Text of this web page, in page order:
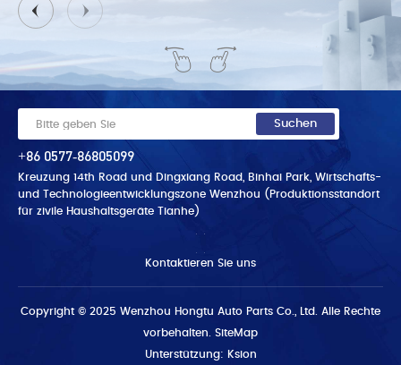
+86 0577-86805099
Kreuzung 14th Road und Dingxiang Road, Binhai Park, Wirtschafts-
und Technologieentwicklungszone Wenzhou (Produktionsstandort
für zivile Haushaltsgeräte Tianhe)
Kontaktieren Sie uns
Copyright © 2025 Wenzhou Hongtu Auto Parts Co., Ltd. Alle Rechte
vorbehalten. SiteMap
Unterstützung: Ksion